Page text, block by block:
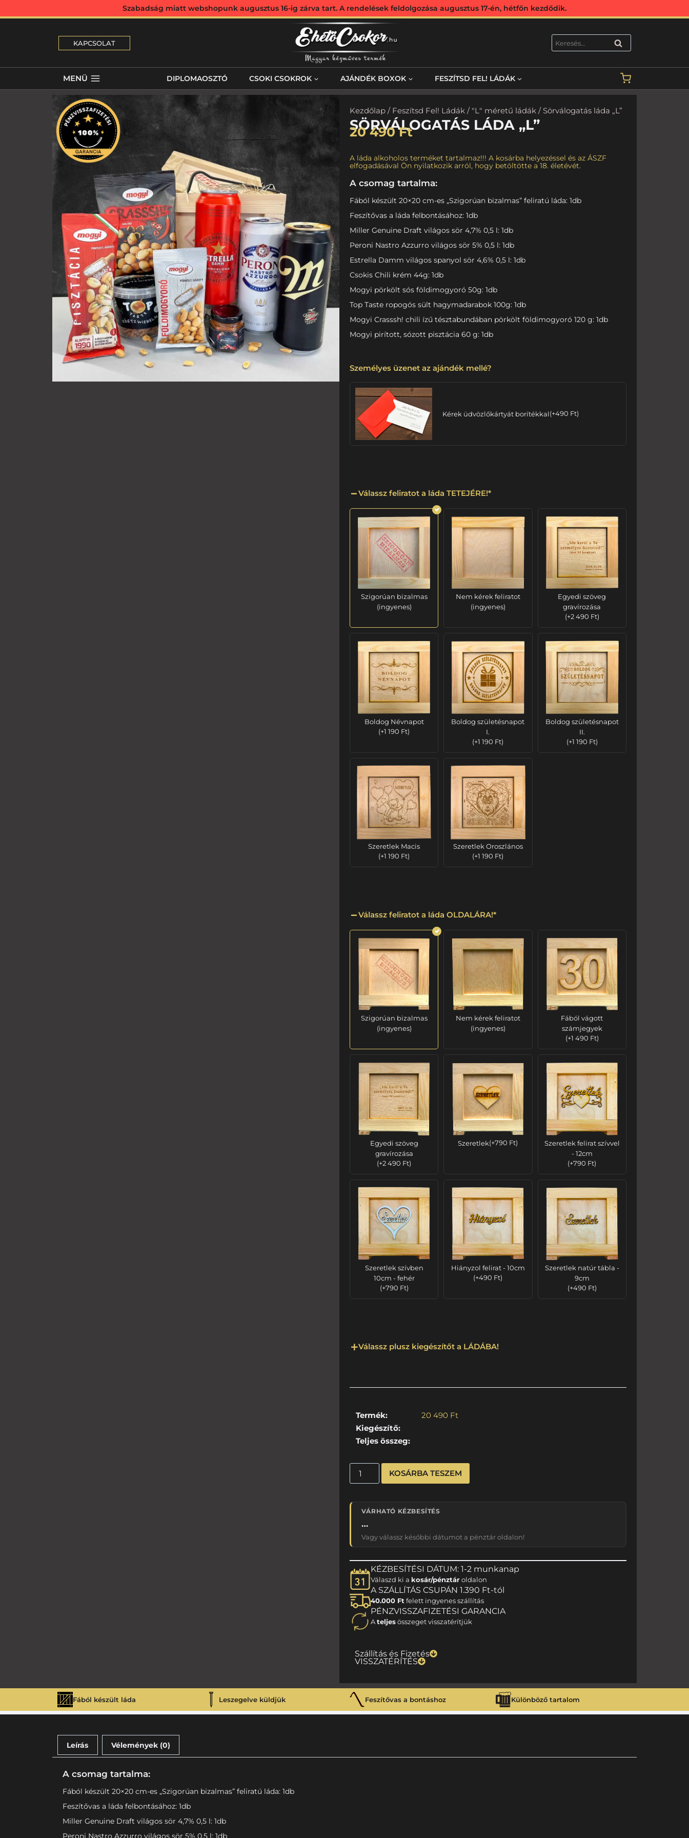
Szabadság miatt webshopunk augusztus 16-ig zárva tart. A rendelések feldolgozása augusztus 17-én, hétfőn kezdődik.
KAPCSOLAT KERESÉS
MENÜ DIPLOMAOSZTÓ CSOKI CSOKROK AJÁNDÉK BOXOK FESZÍTSD FEL! LÁDÁK
Kezdőlap/ Feszítsd Fel! Ládák/ "L" méretű ládák/ Sörválogatás láda „L”
SÖRVÁLOGATÁS LÁDA „L”
20 490Ft
A láda alkoholos terméket tartalmaz!!! A kosárba helyezéssel és az ÁSZF
elfogadásával Ön nyilatkozik arról, hogy betöltötte a 18. életévét.
A csomag tartalma:
Fából készült 20×20 cm-es „Szigorúan bizalmas” feliratú láda: 1db
Feszítővas a láda felbontásához: 1db
Miller Genuine Draft világos sör 4,7% 0,5 l: 1db
Peroni Nastro Azzurro világos sör 5% 0,5 l: 1db
Estrella Damm világos spanyol sör 4,6% 0,5 l: 1db
Csokis Chili krém 44g: 1db
Mogyi pörkölt sós földimogyoró 50g: 1db
Top Taste ropogós sült hagymadarabok 100g: 1db
Mogyi Crasssh! chili ízű tésztabundában pörkölt földimogyoró 120 g: 1db
Mogyi pirított, sózott pisztácia 60 g: 1db
Személyes üzenet az ajándék mellé?
Kérek üdvözlőkártyát borítékkal(+490 Ft)
Válassz feliratot a láda TETEJÉRE!*
Szigorúan bizalmas
(ingyenes)
Nem kérek feliratot
(ingyenes)
Egyedi szöveg
gravírozása
(+2 490 Ft)
Boldog Névnapot
(+1 190 Ft)
Boldog születésnapot
I.
(+1 190 Ft)
Boldog születésnapot
II.
(+1 190 Ft)
Szeretlek Macis
(+1 190 Ft)
Szeretlek Oroszlános
(+1 190 Ft)
Válassz feliratot a láda OLDALÁRA!*
Szigorúan bizalmas
(ingyenes)
Nem kérek feliratot
(ingyenes)
Fából vágott
számjegyek
(+1 490 Ft)
Egyedi szöveg
gravírozása
(+2 490 Ft)
Szeretlek(+790 Ft)
Szeretlek felirat szívvel
- 12cm
(+790 Ft)
Szeretlek szívben
10cm - fehér
(+790 Ft)
Hiányzol felirat - 10cm
(+490 Ft)
Szeretlek natúr tábla -
9cm
(+490 Ft)
Válassz plusz kiegészítőt a LÁDÁBA!
Termék: 20 490 Ft
Kiegészítő:
Teljes összeg:
KOSÁRBA TESZEM
VÁRHATÓ KÉZBESÍTÉS
…
Vagy válassz későbbi dátumot a pénztár oldalon!
KÉZBESÍTÉSI DÁTUM: 1-2 munkanap
Válaszd ki a kosár/pénztároldalon
A SZÁLLÍTÁS CSUPÁN 1.390 Ft-tól
40.000 Ft felett ingyenes szállítás
PÉNZVISSZAFIZETÉSI GARANCIA
Ateljesösszeget visszatérítjük
Szállítás és Fizetés
VISSZATÉRÍTÉS
Fából készült láda Leszegelve küldjük Feszítővas a bontáshoz Különböző tartalom
Leírás Vélemények (0)
A csomag tartalma:
Fából készült 20×20 cm-es „Szigorúan bizalmas” feliratú láda: 1db
Feszítővas a láda felbontásához: 1db
Miller Genuine Draft világos sör 4,7% 0,5 l: 1db
Peroni Nastro Azzurro világos sör 5% 0,5 l: 1db